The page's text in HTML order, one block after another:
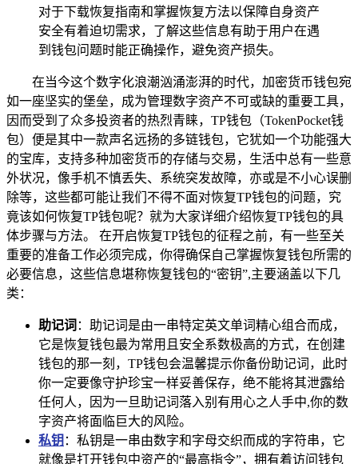
对于下载恢复指南和掌握恢复方法以保障自身资产
安全有着迫切需求，了解这些信息有助于用户在遇
到钱包问题时能正确操作，避免资产损失。
在当今这个数字化浪潮汹涌澎湃的时代，加密货币钱包宛
如一座坚实的堡垒，成为管理数字资产不可或缺的重要工具，
因而受到了众多投资者的热烈青睐，TP钱包（TokenPocket钱
包）便是其中一款声名远扬的多链钱包，它犹如一个功能强大
的宝库，支持多种加密货币的存储与交易，生活中总有一些意
外状况，像手机不慎丢失、系统突发故障，亦或是不小心误删
除等，这些都可能让我们不得不面对恢复TP钱包的问题，究
竟该如何恢复TP钱包呢？就为大家详细介绍恢复TP钱包的具
体步骤与方法。 在开启恢复TP钱包的征程之前，有一些至关
重要的准备工作必须完成，你得确保自己掌握恢复钱包所需的
必要信息，这些信息堪称恢复钱包的“密钥”,主要涵盖以下几
类：
助记词 ：助记词是由一串特定英文单词精心组合而成，
它是恢复钱包最为常用且安全系数极高的方式，在创建
钱包的那一刻，TP钱包会温馨提示你备份助记词，此时
你一定要像守护珍宝一样妥善保存，绝不能将其泄露给
任何人，因为一旦助记词落入别有用心之人手中,你的数
字资产将面临巨大的风险。
私钥 ：私钥是一串由数字和字母交织而成的字符串，它
就像是打开钱包中资产的“最高指令”，拥有着访问钱包